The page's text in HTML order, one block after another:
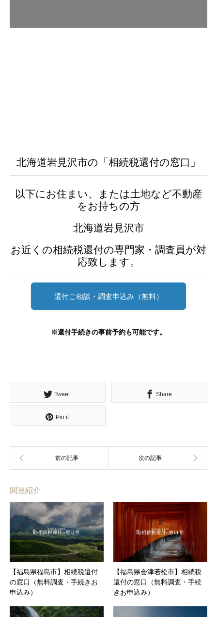
北海道岩見沢市の「相続税還付の窓口」
以下にお住まい、または土地など不動産
をお持ちの方
北海道岩見沢市
お近くの相続税還付の専門家・調査員が対
応致します。
還付ご相談・調査申込み（無料）
※還付手続きの事前予約も可能です。
Tweet Share
Pin it
関連紹介
【福島県福島市】相続税還付
の窓口（無料調査・手続きお
申込み）
【福島県会津若松市】相続税
還付の窓口（無料調査・手続
きお申込み）